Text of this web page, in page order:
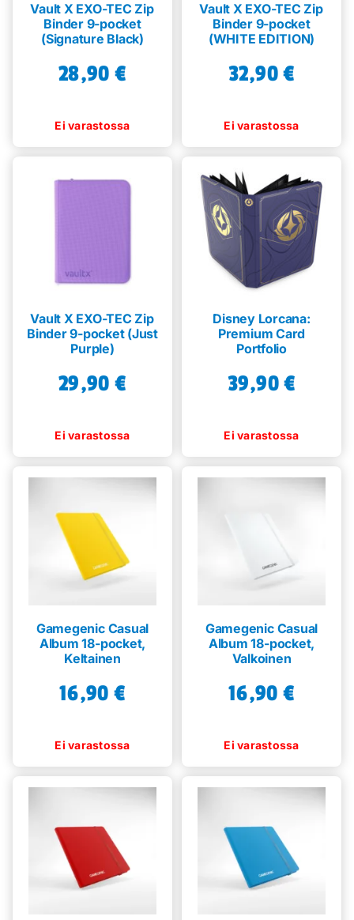
Vault X EXO-TEC Zip
Binder 9-pocket
(Signature Black)
28,90 €
Vault X EXO-TEC Zip
Binder 9-pocket
(WHITE EDITION)
32,90€
Vault X EXO-TEC Zip
Binder 9-pocket (Just
Purple)
29,90 €
Disney Lorcana:
Premium Card
Portfolio
39,90€
Gamegenic Casual
Album 18-pocket,
Keltainen
16,90 €
Gamegenic Casual
Album 18-pocket,
Valkoinen
16,90 €